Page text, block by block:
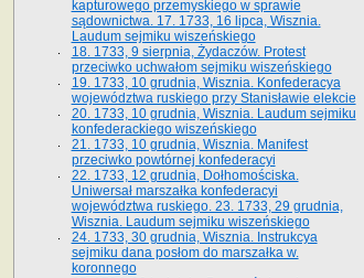
kapturowego przemyskiego w sprawie
sądownictwa. 17. 1733, 16 lipca, Wisznia.
Laudum sejmiku wiszeńskiego
18. 1733, 9 sierpnia, Żydaczów. Protest
przeciwko uchwałom sejmiku wiszeńskiego
19. 1733, 10 grudnia, Wisznia. Konfederacya
województwa ruskiego przy Stanisławie elekcie
20. 1733, 10 grudnia, Wisznia. Laudum sejmiku
konfederackiego wiszeńskiego
21. 1733, 10 grudnia, Wisznia. Manifest
przeciwko powtórnej konfederacyi
22. 1733, 12 grudnia, Dołhomościska.
Uniwersał marszałka konfederacyi
województwa ruskiego. 23. 1733, 29 grudnia,
Wisznia. Laudum sejmiku wiszeńskiego
24. 1733, 30 grudnia, Wisznia. Instrukcya
sejmiku dana posłom do marszałka w.
koronnego